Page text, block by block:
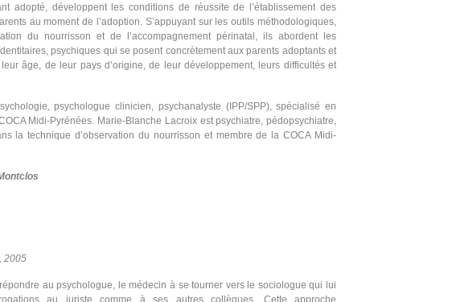
adopté, développent les conditions de réussite de l’établissement des
au moment de l’adoption. S’appuyant sur les outils méthodologiques,
du nourrisson et de l’accompagnement périnatal, ils abordent les
psychiques qui se posent concrètement aux parents adoptants et
âge, de leur pays d’origine, de leur développement, leurs difficultés et
psychologue clinicien, psychanalyste (IPP/SPP), spécialisé en
Midi-Pyrénées. Marie-Blanche Lacroix est psychiatre, pédopsychiatre,
la technique d’observation du nourrisson et membre de la COCA Midi-
2005
au psychologue, le médecin à se tourner vers le sociologue qui lui